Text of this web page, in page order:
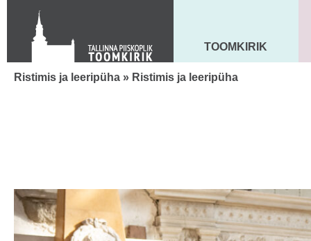
Toom-Kooli 6, 10130 TALLINN
tallinna.toom
+372 644 4140
MAARJA KIRIK
TOOMKIRIK
Ristimis ja leeripüha » Ristimis ja leeripüha